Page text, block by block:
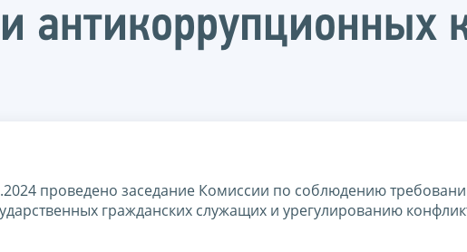
антикоррупционных
проведено заседание Комиссии по соблюдению
гражданских служащих и урегулированию